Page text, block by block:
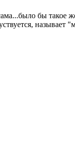
бы такое
называет